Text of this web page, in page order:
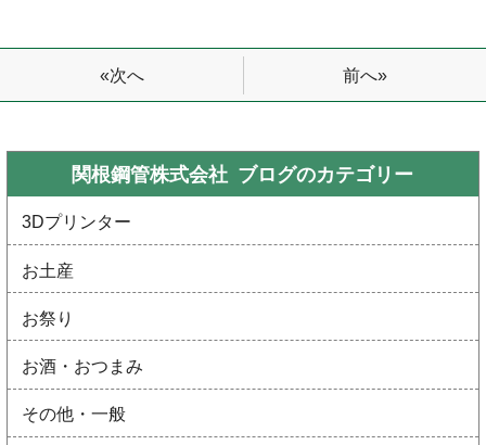
«次へ 前へ»
関根鋼管株式会社 ブログのカテゴリー
3Dプリンター
お土産
お祭り
お酒・おつまみ
その他・一般